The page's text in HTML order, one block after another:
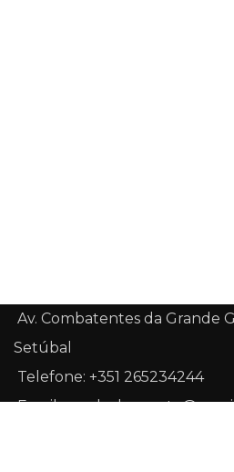
Av. Combatentes da Grande
Setúbal
Telefone: +351 265234244
Email: